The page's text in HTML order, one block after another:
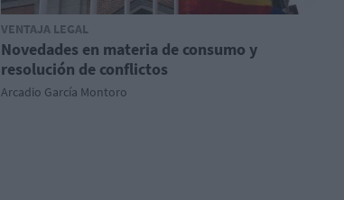
VENTAJA LEGAL
Novedades en materia de consumo y
resolución de conflictos
Arcadio García Montoro